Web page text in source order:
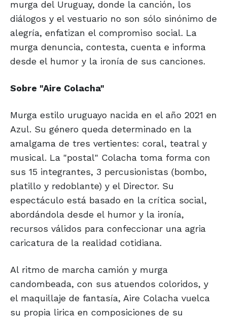
murga del Uruguay, donde la canción, los
diálogos y el vestuario no son sólo sinónimo de
alegría, enfatizan el compromiso social. La
murga denuncia, contesta, cuenta e informa
desde el humor y la ironía de sus canciones.
Sobre "Aire Colacha"
Murga estilo uruguayo nacida en el año 2021 en
Azul. Su género queda determinado en la
amalgama de tres vertientes: coral, teatral y
musical. La "postal" Colacha toma forma con
sus 15 integrantes, 3 percusionistas (bombo,
platillo y redoblante) y el Director. Su
espectáculo está basado en la crítica social,
abordándola desde el humor y la ironía,
recursos válidos para confeccionar una agria
caricatura de la realidad cotidiana.
Al ritmo de marcha camión y murga
candombeada, con sus atuendos coloridos, y
el maquillaje de fantasía, Aire Colacha vuelca
su propia lirica en composiciones de su